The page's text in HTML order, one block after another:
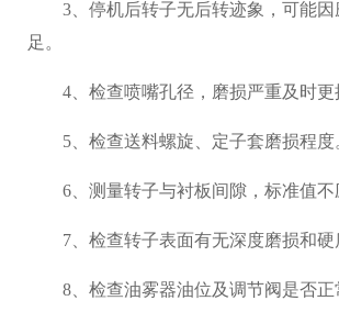
3、停机后转子无后转迹象，可能
足。
4、检查喷嘴孔径，磨损严重及时更
5、检查送料螺旋、定子套磨损程度
6、测量转子与衬板间隙，标准值不
7、检查转子表面有无深度磨损和硬
8、检查油雾器油位及调节阀是否正